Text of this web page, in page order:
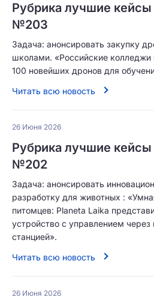
Рубрика лучшие
№203
Задача: анонсировать закупку
школами. «Российские колледжи
100 новейших дронов для
Читать всю новость
26 Июня 2026
Рубрика лучшие
№202
Задача: анонсировать
разработку для животных :
питомцев: Planeta Laika
устройство с управлением
станцией».
Читать всю новость
26 Июня 2026